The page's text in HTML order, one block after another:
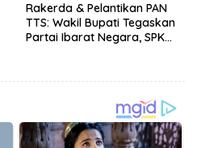
Rakerda & Pelantikan PAN
TTS: Wakil Bupati Tegaskan
Partai Ibarat Negara, SPK
Uang